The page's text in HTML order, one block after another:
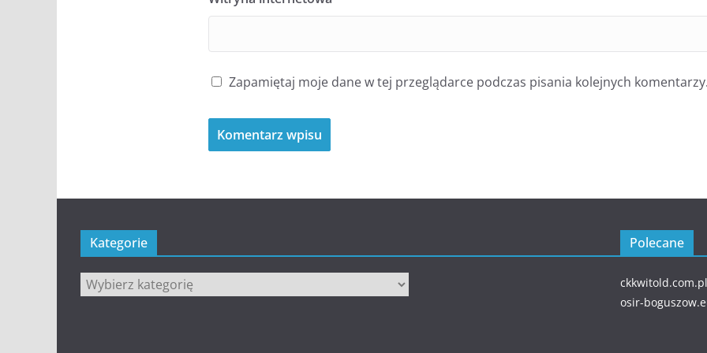
Zapamiętaj moje dane w tej przeglądarce podczas pisania kolejnych komentarzy.
Kategorie
Kategorie
Polecane
ckkwitold.com.pl
osir-